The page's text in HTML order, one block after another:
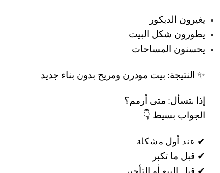
يغيرون الديكور
يطورون شكل البيت
يحسنون المساحات
✨ النتيجة: بيت مودرن ومريح بدون بناء جديد
إذا بتسأل: متى أرمم؟
الجواب بسيط 👇
✔ عند أول مشكلة
✔ قبل ما تكبر
✔ قبل البيع أو التأجير